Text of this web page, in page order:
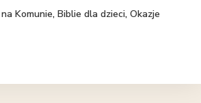
Komunie,Biblie dla dzieci,Okazje